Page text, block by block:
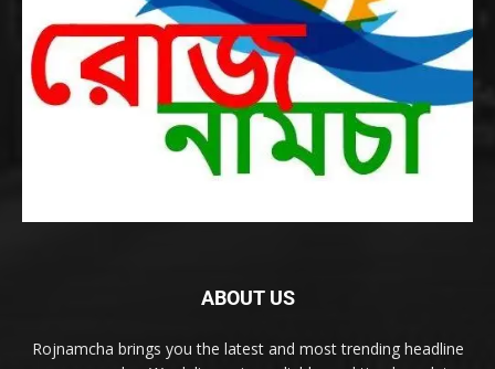
ABOUT US
Rojnamcha brings you the latest and most trending headline